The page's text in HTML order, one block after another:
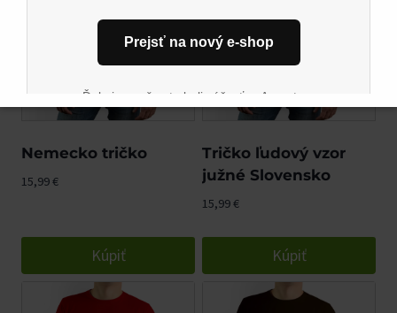
Nemecko tričko
15,99€
Kúpiť
Tričko ľudový vzor
južné Slovensko
15,99€
Kúpiť
Prejsť na nový e-shop
Ďakujeme, že ste boli súčasťou Argostore
komunity. Tešíme sa na vás aj naďalej na novom